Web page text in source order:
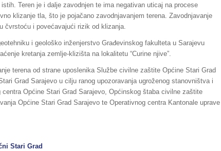
Teren je i dalje zavodnjen te ima negativan uticaj na procese
klizanje tla, što je pojačano zavodnjavanjem terena. Zavodnjavanje
čvrstoću i povećavajući rizik od klizanja.
i geološko inženjerstvo Građevinskog fakulteta u Sarajevu
kretanja zemlje-klizišta na lokalitetu “Curine njive”.
terena od strane uposlenika Službe civilne zaštite Općine Stari Grad
Grad Sarajevo u cilju ranog upozoravanja ugroženog stanovništva i
Općine Stari Grad Sarajevo, Općinskog štaba civilne zaštite
Općine Stari Grad Sarajevo te Operativnog centra Kantonale uprave
Stari Grad